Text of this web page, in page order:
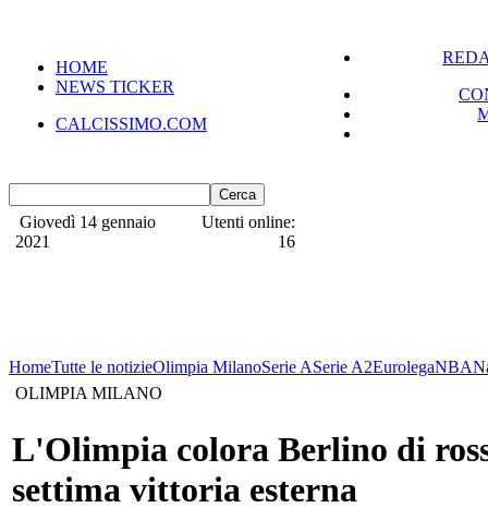
HOME
NEWS TICKER
CALCISSIMO.COM
Giovedì 14 gennaio
2021
Utenti online:
16
HomeTutte le notizieOlimpia MilanoSerie ASerie A2EurolegaNBA
OLIMPIA MILANO
L'Olimpia colora Berlino di
settima vittoria esterna